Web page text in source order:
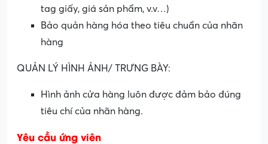
tag giấy, giá sản phẩm, v.v…)
Bảo quản hàng hóa theo tiêu chuẩn của nhãn
hàng
QUẢN LÝ HÌNH ẢNH/ TRƯNG BÀY:
Hình ảnh cửa hàng luôn được đảm bảo đúng
tiêu chí của nhãn hàng.
Yêu cầu ứng viên